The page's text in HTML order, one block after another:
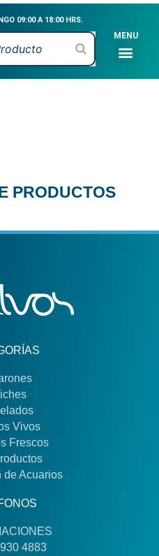
09:00 A 18:00 HRS.
MENU
PRODUCTOS
Vivos
Frescos
de Acuarios
4883